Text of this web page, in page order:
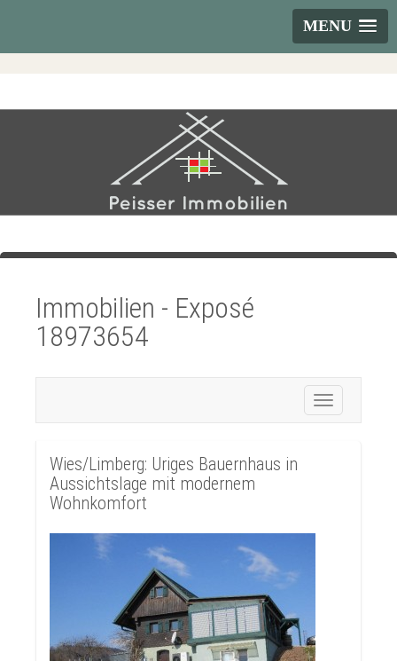
MENU
Immobilien - Exposé
18973654
Toggle
navigation
Wies/Limberg: Uriges Bauernhaus in
Aussichtslage mit modernem
Wohnkomfort